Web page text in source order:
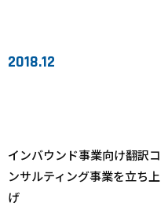
2018.12
インバウンド事業向け翻訳コ
ンサルティング事業を立ち上
げ